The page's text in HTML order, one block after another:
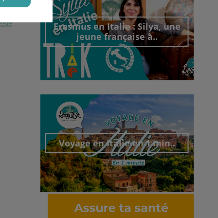
Erasmus en Italie : Silya, une
jeune française à..
Découvrir cet interview
Voyage en Italie en 1 min..